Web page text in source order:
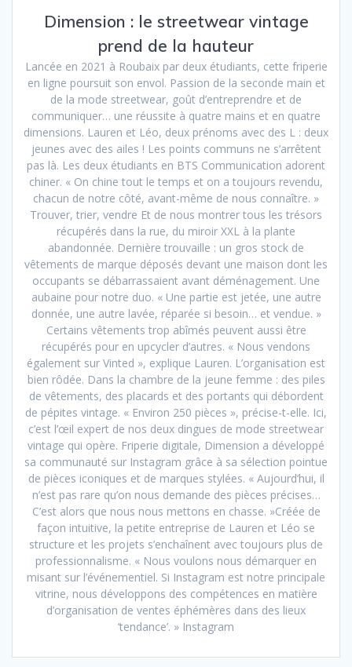
Dimension : le streetwear vintage
prend de la hauteur
Lancée en 2021 à Roubaix par deux étudiants, cette friperie
en ligne poursuit son envol. Passion de la seconde main et
de la mode streetwear, goût d’entreprendre et de
communiquer… une réussite à quatre mains et en quatre
dimensions. Lauren et Léo, deux prénoms avec des L : deux
jeunes avec des ailes ! Les points communs ne s’arrêtent
pas là. Les deux étudiants en BTS Communication adorent
chiner. « On chine tout le temps et on a toujours revendu,
chacun de notre côté, avant-même de nous connaître. »
Trouver, trier, vendre Et de nous montrer tous les trésors
récupérés dans la rue, du miroir XXL à la plante
abandonnée. Dernière trouvaille : un gros stock de
vêtements de marque déposés devant une maison dont les
occupants se débarrassaient avant déménagement. Une
aubaine pour notre duo. « Une partie est jetée, une autre
donnée, une autre lavée, réparée si besoin… et vendue. »
Certains vêtements trop abîmés peuvent aussi être
récupérés pour en upcycler d’autres. « Nous vendons
également sur Vinted », explique Lauren. L’organisation est
bien rôdée. Dans la chambre de la jeune femme : des piles
de vêtements, des placards et des portants qui débordent
de pépites vintage. « Environ 250 pièces », précise-t-elle. Ici,
c’est l’œil expert de nos deux dingues de mode streetwear
vintage qui opère. Friperie digitale, Dimension a développé
sa communauté sur Instagram grâce à sa sélection pointue
de pièces iconiques et de marques stylées. « Aujourd’hui, il
n’est pas rare qu’on nous demande des pièces précises…
C’est alors que nous nous mettons en chasse. »Créée de
façon intuitive, la petite entreprise de Lauren et Léo se
structure et les projets s’enchaînent avec toujours plus de
professionnalisme. « Nous voulons nous démarquer en
misant sur l’événementiel. Si Instagram est notre principale
vitrine, nous développons des compétences en matière
d’organisation de ventes éphémères dans des lieux
‘tendance’. » Instagram